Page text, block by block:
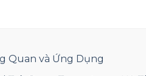
Quan và Ứng Dụng